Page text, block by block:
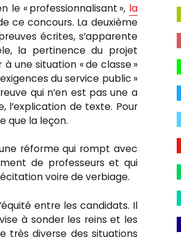
« professionnalisant », la
ce concours. La deuxième
écrites, s’apparente
la pertinence du projet
une situation « de classe »
du service public »
qui n’en est pas une a
l’explication de texte. Pour
que la leçon.
réforme qui rompt avec
de professeurs et qui
voire de verbiage.
entre les candidats. Il
à sonder les reins et les
très diverse des situations